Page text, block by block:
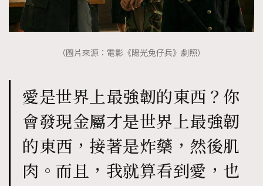
（圖片來源：電影《陽光兔仔兵》劇照）
愛是世界上最強韌的東西？你
會發現金屬才是世界上最強韌
的東西，接著是炸藥，然後肌
肉。而且，我就算看到愛，也